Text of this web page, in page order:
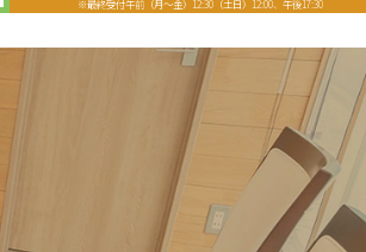
※最終受付午前（月～金）12:30（土日）12:00、午後17:30